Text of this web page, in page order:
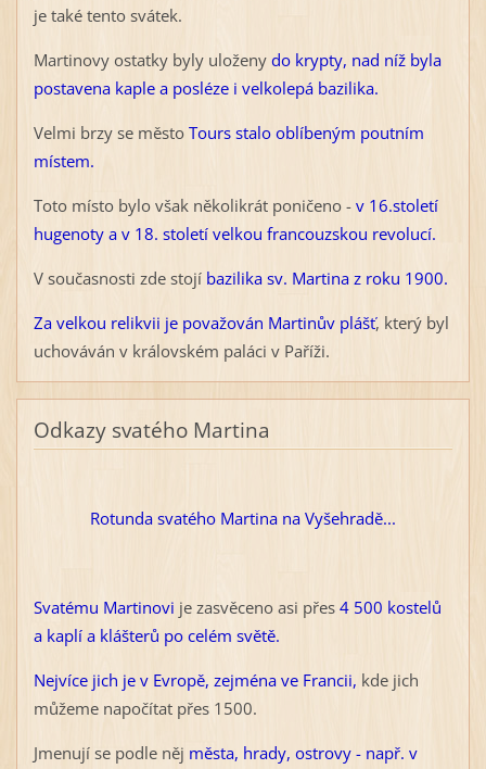
je také tento svátek.
Martinovy ostatky byly uloženy do krypty, nad níž byla
postavena kaple a posléze i velkolepá bazilika.
Velmi brzy se město Tours stalo oblíbeným poutním
místem.
Toto místo bylo však několikrát poničeno - v 16.století
hugenoty a v 18. století velkou francouzskou revolucí.
V současnosti zde stojí bazilika sv. Martina z roku 1900.
Za velkou relikvii je považován Martinův plášť, který byl
uchováván v královském paláci v Paříži.
Odkazy svatého Martina
Rotunda svatého Martina na Vyšehradě...
Svatému Martinovi je zasvěceno asi přes 4 500 kostelů
a kaplí a klášterů po celém světě.
Nejvíce jich je v Evropě, zejména ve Francii, kde jich
můžeme napočítat přes 1500.
Jmenují se podle něj města, hrady, ostrovy - např. v